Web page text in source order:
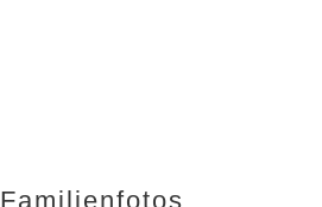
Familienfotos